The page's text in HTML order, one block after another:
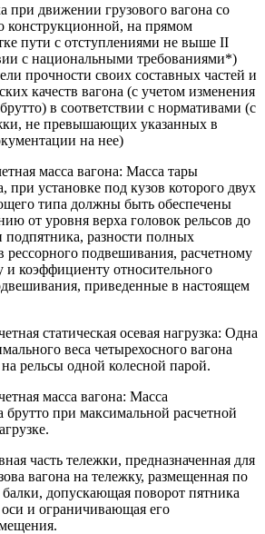
при движении грузового вагона со
конструкционной, на прямом
пути с отступлениями не выше II
с национальными требованиями*)
прочности своих составных частей и
качеств вагона (с учетом изменения
в соответствии с нормативами (с
не превышающих указанных в
на нее)
масса вагона: Масса тары
при установке под кузов которого двух
типа должны быть обеспечены
от уровня верха головок рельсов до
подпятника, разности полных
рессорного подвешивания, расчетному
и коэффициенту относительного
приведенные в настоящем
статическая осевая нагрузка: Одна
веса четырехосного вагона
рельсы одной колесной парой.
масса вагона: Масса
брутто при максимальной расчетной
часть тележки, предназначенная для
вагона на тележку, размещенная по
допускающая поворот пятника
и ограничивающая его